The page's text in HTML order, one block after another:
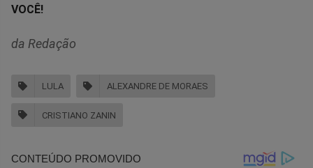
VOCÊ!
da Redação
LULA ALEXANDRE DE MORAES
CRISTIANO ZANIN